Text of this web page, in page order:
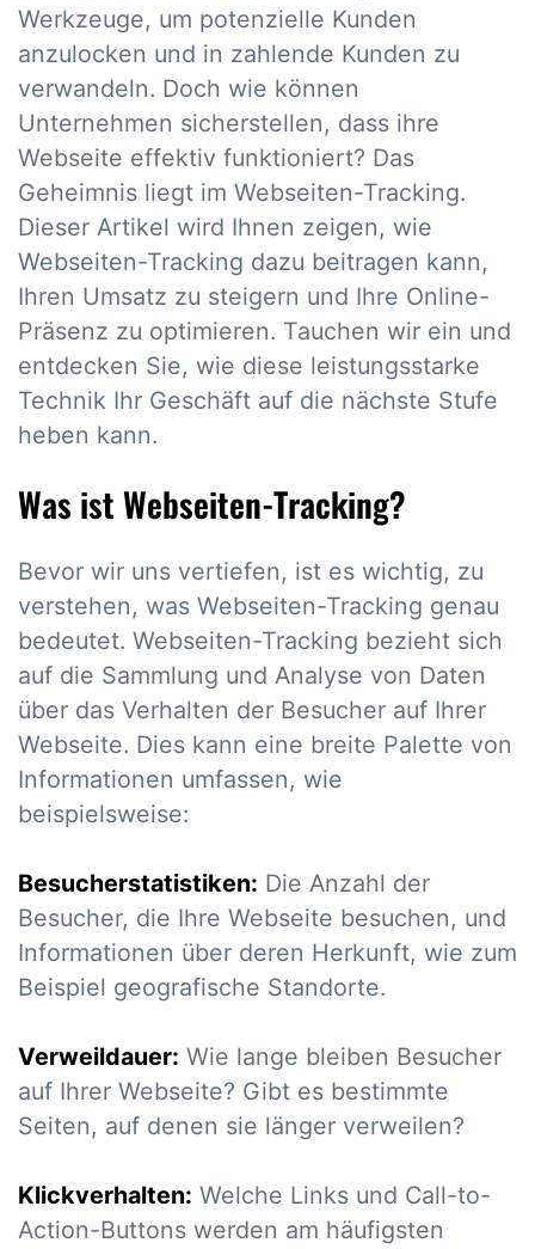
Werkzeuge, um potenzielle Kunden
anzulocken und in zahlende Kunden zu
verwandeln. Doch wie können
Unternehmen sicherstellen, dass ihre
Webseite effektiv funktioniert? Das
Geheimnis liegt im Webseiten-Tracking.
Dieser Artikel wird Ihnen zeigen, wie
Webseiten-Tracking dazu beitragen kann,
Ihren Umsatz zu steigern und Ihre Online-
Präsenz zu optimieren. Tauchen wir ein und
entdecken Sie, wie diese leistungsstarke
Technik Ihr Geschäft auf die nächste Stufe
heben kann.
Was ist Webseiten-Tracking?
Bevor wir uns vertiefen, ist es wichtig, zu
verstehen, was Webseiten-Tracking genau
bedeutet. Webseiten-Tracking bezieht sich
auf die Sammlung und Analyse von Daten
über das Verhalten der Besucher auf Ihrer
Webseite. Dies kann eine breite Palette von
Informationen umfassen, wie
beispielsweise:
Besucherstatistiken: Die Anzahl der
Besucher, die Ihre Webseite besuchen, und
Informationen über deren Herkunft, wie zum
Beispiel geografische Standorte.
Verweildauer: Wie lange bleiben Besucher
auf Ihrer Webseite? Gibt es bestimmte
Seiten, auf denen sie länger verweilen?
Klickverhalten: Welche Links und Call-to-
Action-Buttons werden am häufigsten